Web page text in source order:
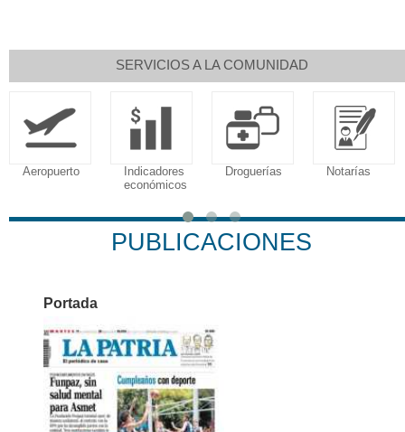
SERVICIOS A LA COMUNIDAD
Aeropuerto
Indicadores
económicos
Droguerías Notarías
PUBLICACIONES
Portada